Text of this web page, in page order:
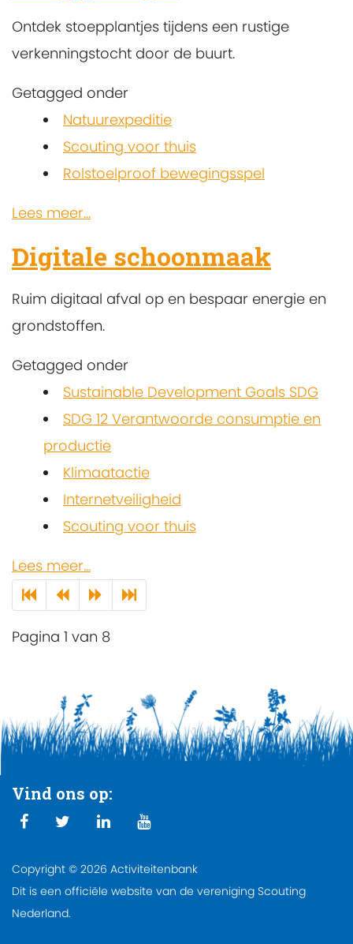
Ontdek stoepplantjes tijdens een rustige
verkenningstocht door de buurt.
Getagged onder
Natuurexpeditie
Scouting voor thuis
Rolstoelproof bewegingsspel
Lees meer...
Digitale schoonmaak
Ruim digitaal afval op en bespaar energie en
grondstoffen.
Getagged onder
Sustainable Development Goals SDG
SDG 12 Verantwoorde consumptie en
productie
Klimaatactie
Internetveiligheid
Scouting voor thuis
Lees meer...
Pagina 1 van 8
Vind ons op:
Copyright © 2026 Activiteitenbank
Dit is een officiële website van de vereniging Scouting
Nederland.